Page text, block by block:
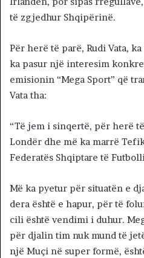
të zgjedhur Shqipërinë.
Për herë të parë, Rudi Vata,
ka pasur një interesim
emisionin “Mega Sport” që
Vata tha:
“Të jem i sinqertë, për herë
Londër dhe më ka marrë
Federatës Shqiptare të
Më ka pyetur për situatën e
dera është e hapur, për të
cili është vendimi i duhur.
për djalin tim nuk mund të
një Muçi në super formë,